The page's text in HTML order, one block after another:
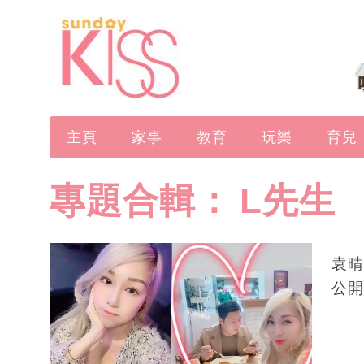
主頁 家事 教育 玩樂 育兒
專題合輯： L先生
袁
公